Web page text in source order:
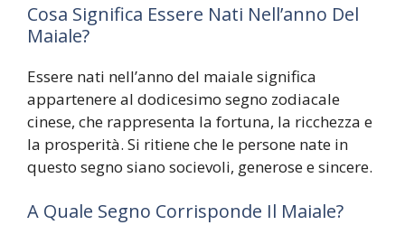
Cosa Significa Essere Nati Nell’anno Del
Maiale?
Essere nati nell’anno del maiale significa
appartenere al dodicesimo segno zodiacale
cinese, che rappresenta la fortuna, la ricchezza e
la prosperità. Si ritiene che le persone nate in
questo segno siano socievoli, generose e sincere.
A Quale Segno Corrisponde Il Maiale?